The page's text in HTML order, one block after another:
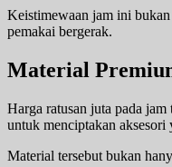
Keistimewaan jam ini
pemakai bergerak.
Material
Harga ratusan juta pada
untuk menciptakan aksesori
Material tersebut bukan